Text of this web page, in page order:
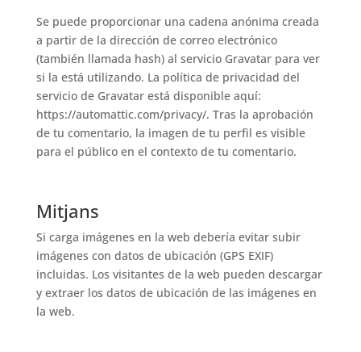
Se puede proporcionar una cadena anónima creada
a partir de la dirección de correo electrónico
(también llamada hash) al servicio Gravatar para ver
si la está utilizando. La política de privacidad del
servicio de Gravatar está disponible aquí:
https://automattic.com/privacy/. Tras la aprobación
de tu comentario, la imagen de tu perfil es visible
para el público en el contexto de tu comentario.
Mitjans
Si carga imágenes en la web debería evitar subir
imágenes con datos de ubicación (GPS EXIF)
incluidas. Los visitantes de la web pueden descargar
y extraer los datos de ubicación de las imágenes en
la web.